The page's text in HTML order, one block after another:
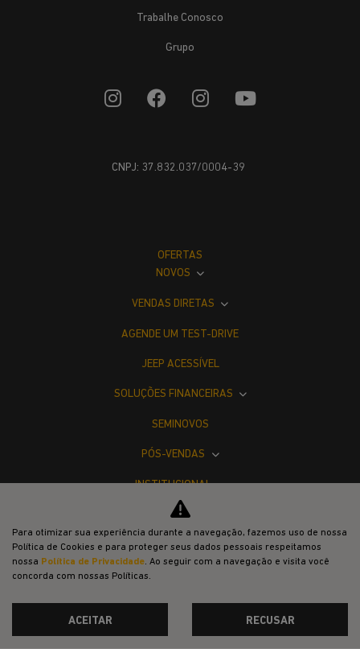
Grupo
VENDAS DIRETAS
AGENDE UM TEST-DRIVE
JEEP ACESSÍVEL
SOLUÇÕES FINANCEIRAS
SEMINOVOS
PÓS-VENDAS
INSTITUCIONAL
Desacelere. Seu bem maior é a vida.
Para otimizar sua experiência durante a navegação, fazemos uso de nossa
Política de Cookies e para proteger seus dados pessoais respeitamos
nossa Política de Privacidade. Ao seguir com a navegação e visita você
concorda com nossas Políticas.
ACEITAR RECUSAR